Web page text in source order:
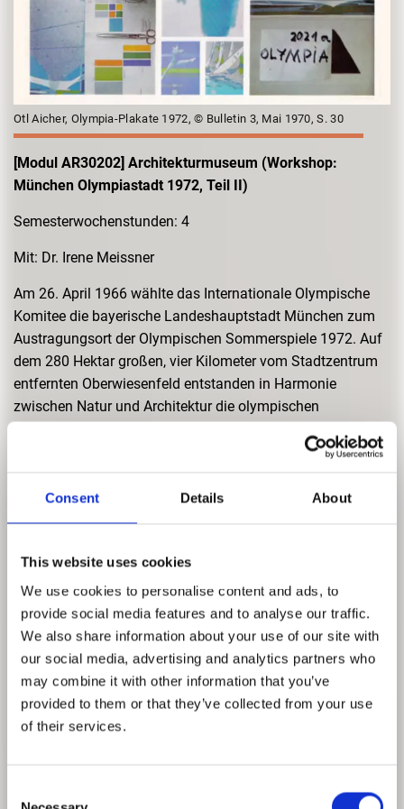
Consent Details About
This website uses cookies
We use cookies to personalise content and ads, to
provide social media features and to analyse our traffic.
We also share information about your use of our site with
our social media, advertising and analytics partners who
may combine it with other information that you’ve
provided to them or that they’ve collected from your use
of their services.
Otl Aicher, Olympia-Plakate 1972, © Bulletin 3, Mai 1970, S. 30
[Modul AR30202] Architekturmuseum (Workshop:
München Olympiastadt 1972, Teil II)
Semesterwochenstunden: 4
Mit: Dr. Irene Meissner
Am 26. April 1966 wählte das Internationale Olympische
Komitee die bayerische Landeshauptstadt München zum
Austragungsort der Olympischen Sommerspiele 1972. Auf
dem 280 Hektar großen, vier Kilometer vom Stadtzentrum
entfernten Oberwiesenfeld entstanden in Harmonie
zwischen Natur und Architektur die olympischen
des sportlichen Großereignis an München löste einen
Missbrauch der Spiele für propagandistische Zwecke sollte
München ’72 als die „heiteren Spiele“ in die Geschichte
eingehen, doch das Attentat vom 5. September, das mit
dem Tod aller israelischen Geiseln endete, verschattete die
Spiele. Die Olympischen Anlagen von Behnisch & Partner,
Frei Otto, Günther Grzimek und Heinle, Wischer und Partner
fanden jedoch als herausragende Architekturleistung der
Maßstäbe.